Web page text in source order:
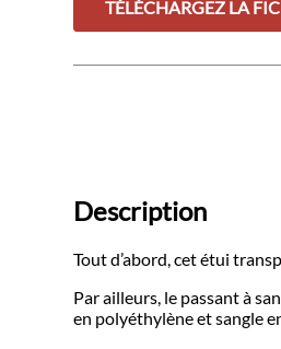
TÉLÉCHARGEZ LA
Description
Tout d’abord, cet étui
Par ailleurs, le passant à
en polyéthylène et sangle